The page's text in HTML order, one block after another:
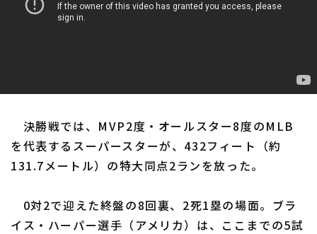
決勝戦では、MVP2度・オールスター8度のMLB
を代表するスーパースターが、432フィート（約
131.7メートル）の特大同点2ランを放った。
0対2で迎えた終盤の8回裏、2死1塁の場面。ブラ
イス・ハーパー選手（アメリカ）は、ここまでの5試